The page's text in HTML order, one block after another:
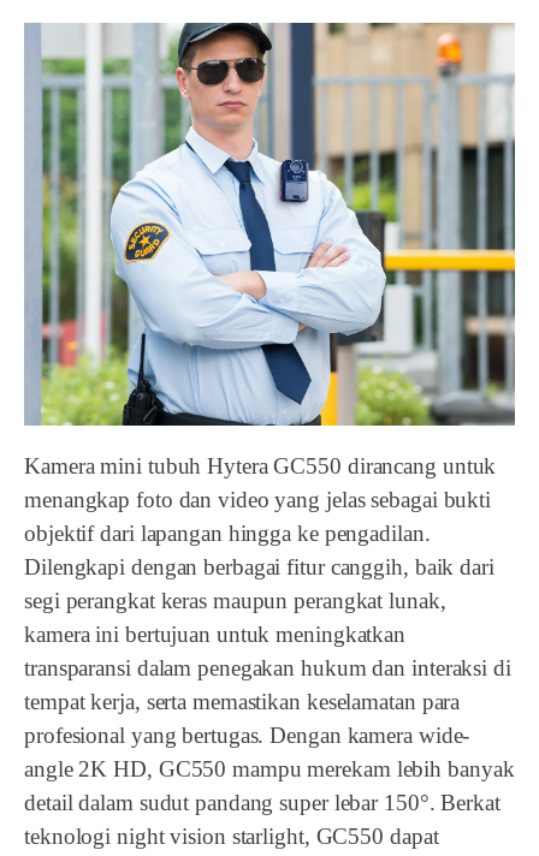
Kamera mini tubuh Hytera GC550 dirancang untuk
menangkap foto dan video yang jelas sebagai bukti
objektif dari lapangan hingga ke pengadilan.
Dilengkapi dengan berbagai fitur canggih, baik dari
segi perangkat keras maupun perangkat lunak,
kamera ini bertujuan untuk meningkatkan
transparansi dalam penegakan hukum dan interaksi di
tempat kerja, serta memastikan keselamatan para
profesional yang bertugas. Dengan kamera wide-
angle 2K HD, GC550 mampu merekam lebih banyak
detail dalam sudut pandang super lebar 150°. Berkat
teknologi night vision starlight, GC550 dapat